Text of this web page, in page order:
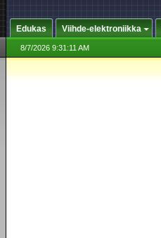
Edukas Viihde-elektroniikka
8/7/2026 9:31:11 AM